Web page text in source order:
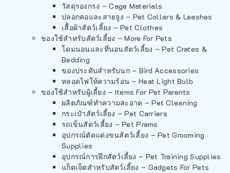
วัสดุรองกรง – Cage Materials
ปลอกคอและสายจูง – Pet Collars & Leashes
เสื้อผ้าสัตว์เลี้ยง – Pet Clothes
ของใช้สำหรับสัตว์เลี้ยง – More For Pets
โดมนอนและที่นอนสัตว์เลี้ยง – Pet Crates &
Bedding
ของประดับสำหรับนก – Bird Accessories
หลอดไฟให้ความร้อน – Heat Light Bulb
ของใช้สำหรับผู้เลี้ยง – Items For Pet Parents
ผลิตภัณฑ์ทำความสะอาด – Pet Cleaning
กระเป๋าสัตว์เลี้ยง – Pet Carriers
รถเข็นสัตว์เลี้ยง – Pet Prams
อุปกรณ์ตัดแต่งขนสัตว์เลี้ยง – Pet Grooming
Supplies
อุปกรณ์การฝึกสัตว์เลี้ยง – Pet Training Supplies
แก็ดเจ็ตสำหรับสัตว์เลี้ยง – Gadgets For Pets